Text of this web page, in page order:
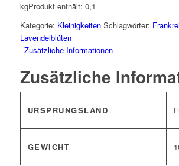
Produkt enthält: 0,1
kg
Kategorie: Kleinigkeiten Schlagwörter:
Lavendelblüten
Zusätzliche Informationen
Zusätzliche
URSPRUNGSLAND
GEWICHT